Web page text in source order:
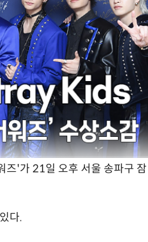
즈'가 21일 오후 서울 송파구 잠
다.